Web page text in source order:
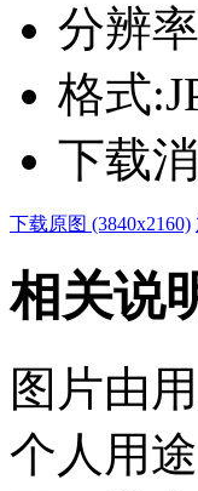
分辨
格式:
下载
下载原图 (3840x2160)
相关说
图片由
个人用